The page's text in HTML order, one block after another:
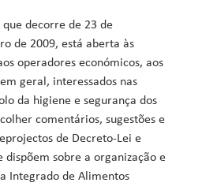
decorre de 23 de
de 2009, está aberta às
operadores económicos, aos
geral, interessados nas
da higiene e segurança dos
comentários, sugestões e
de Decreto-Lei e
dispõem sobre a organização e
Integrado de Alimentos